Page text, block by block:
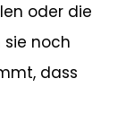
oder die
noch
dass